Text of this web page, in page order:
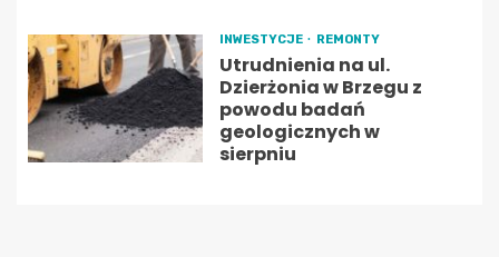
INWESTYCJE REMONTY
Utrudnienia na ul.
Dzierżonia w Brzegu z
powodu badań
geologicznych w
sierpniu